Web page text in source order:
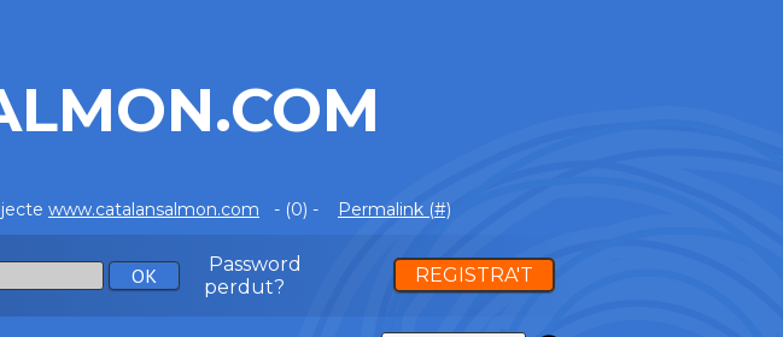
www.catalansalmon.com - (0) - Permalink (#)
Password
perdut?
REGISTRA'T